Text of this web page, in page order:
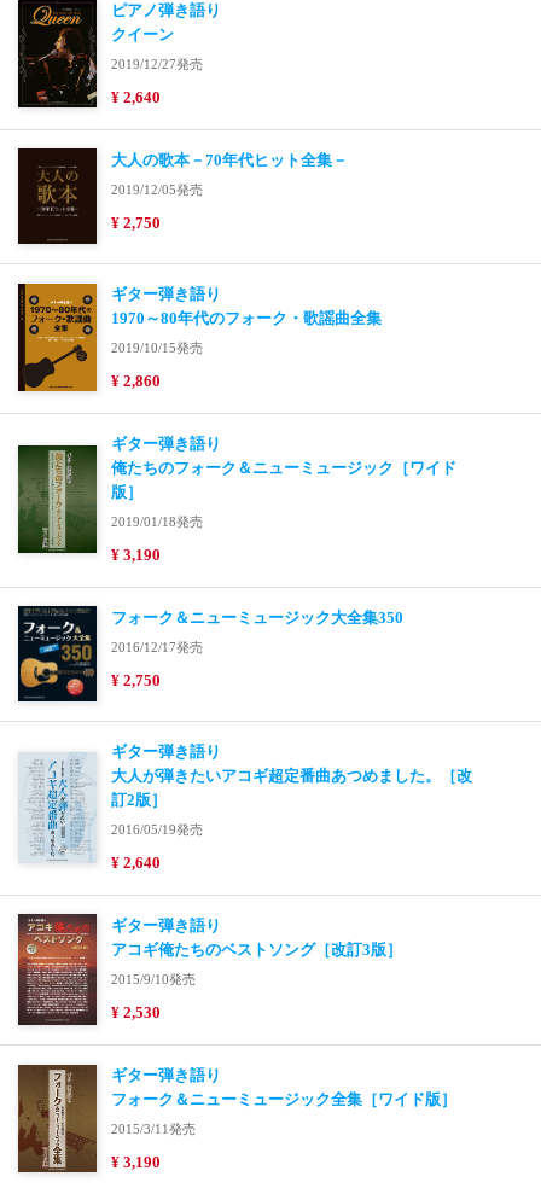
ピアノ弾き語り
クイーン
2019/12/27発売
¥ 2,640
大人の歌本－70年代ヒット全集－
2019/12/05発売
¥ 2,750
ギター弾き語り
1970～80年代のフォーク・歌謡曲全集
2019/10/15発売
¥ 2,860
ギター弾き語り
俺たちのフォーク＆ニューミュージック［ワイド
版］
2019/01/18発売
¥ 3,190
フォーク＆ニューミュージック大全集350
2016/12/17発売
¥ 2,750
ギター弾き語り
大人が弾きたいアコギ超定番曲あつめました。［改
訂2版］
2016/05/19発売
¥ 2,640
ギター弾き語り
アコギ俺たちのベストソング［改訂3版］
2015/9/10発売
¥ 2,530
ギター弾き語り
フォーク＆ニューミュージック全集［ワイド版］
2015/3/11発売
¥ 3,190